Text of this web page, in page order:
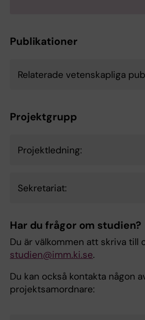
Publikationer
Relaterade vetenskapliga
Projektgrupp
Projektledning:
Sekretariat:
Har du frågor om studien?
Du är välkommen att skriva till
studien@imm.ki.se.
Du kan också kontakta någon
projektsamordnare: